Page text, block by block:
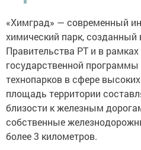
«Химград» — современный
химический парк,
Правительства РТ и в
государственной
технопарков в сфере
площадь территории
близости к железным
собственные
более 3 километров.